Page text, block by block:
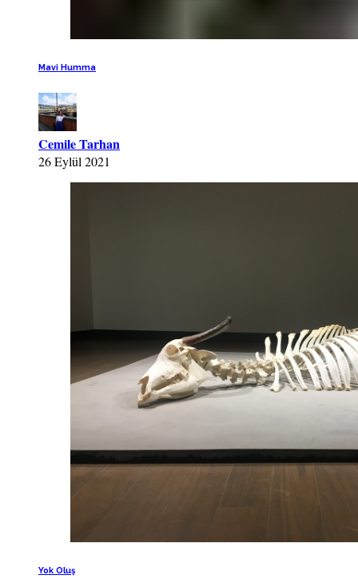
Mavi Humma
Cemile Tarhan
26 Eylül 2021
Yok Oluş